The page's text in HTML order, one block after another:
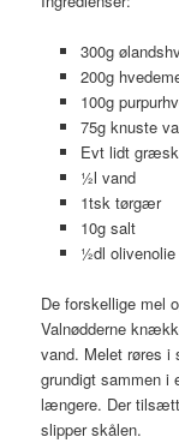
300g
200g
100g
75g knuste
Evt lidt
½l vand
1tsk tørgær
10g salt
½dl olivenolie
De forskellige mel
Valnødderne
vand. Melet røres i
grundigt sammen i
længere. Der
slipper skålen.